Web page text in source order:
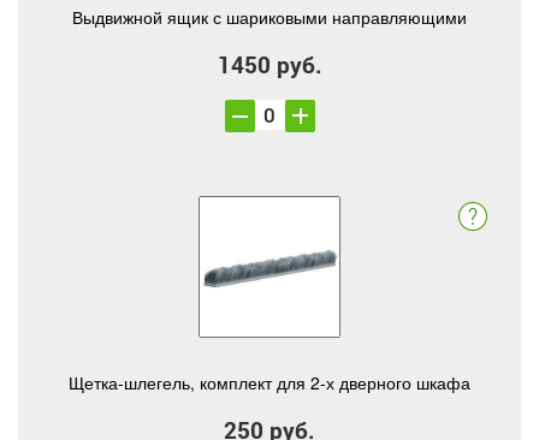
Выдвижной ящик с шариковыми направляющими
1450 руб.
Щетка-шлегель, комплект для 2-х дверного шкафа
250 руб.